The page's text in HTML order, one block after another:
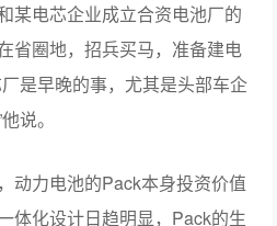
某电芯企业成立合资电池厂的
省圈地，招兵买马，准备建电
是早晚的事，尤其是头部车企
说。
动力电池的Pack本身投资价值
体化设计日趋明显，Pack的生